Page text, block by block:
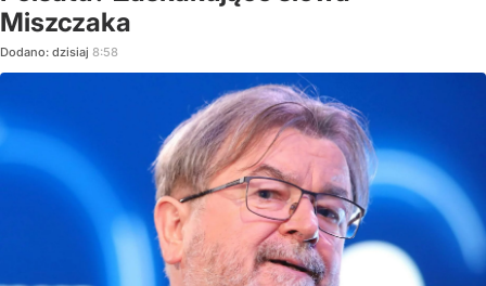
Miszczaka
Dodano: dzisiaj 8:58